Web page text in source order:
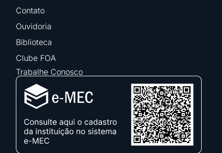
Contato
Ouvidoria
Biblioteca
Clube FOA
Trabalhe Conosco